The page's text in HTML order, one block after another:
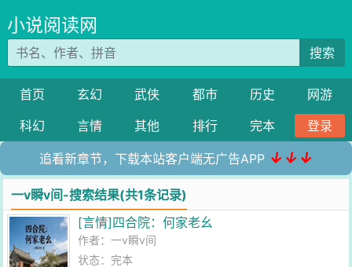
小说阅读网
搜索
首页 玄幻 武侠 都市 历史
网游
科幻
言情 其他 排行 完本 登录
追看新章节，下载本站客户端无广告APP ↓↓↓
一v瞬v间-搜索结果(共1条记录)
[言情]四合院：何家老幺
作者：一v瞬v间
状态：完本